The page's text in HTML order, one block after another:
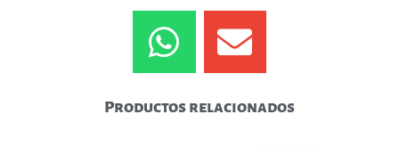
Productos relacionados